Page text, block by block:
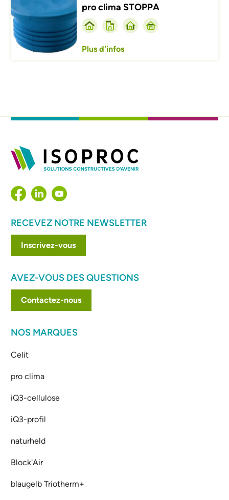
pro clima STOPPA
Plus d'infos
RECEVEZ NOTRE NEWSLETTER
Inscrivez-vous
AVEZ-VOUS DES QUESTIONS
Contactez-nous
NOS MARQUES
Celit
pro clima
iQ3-cellulose
iQ3-profil
naturheld
Block'Air
blaugelb Triotherm+